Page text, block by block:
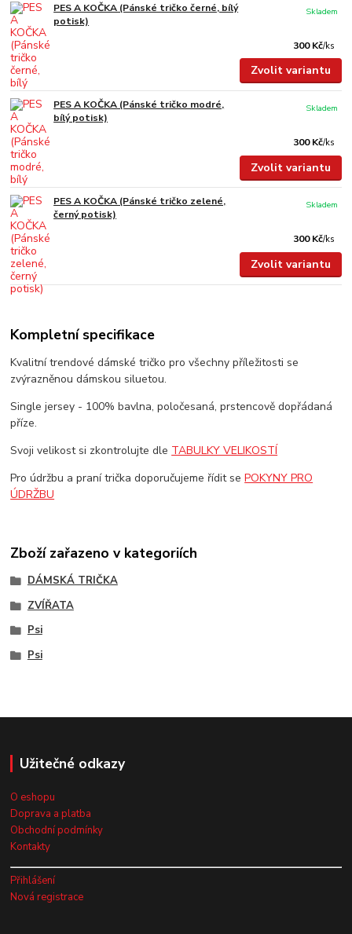
PES A KOČKA (Pánské tričko černé, bílý
potisk)
300 Kč/ks
Skladem
Zvolit variantu
PES A KOČKA (Pánské tričko modré,
bílý potisk)
300 Kč/ks
Skladem
Zvolit variantu
PES A KOČKA (Pánské tričko zelené,
černý potisk)
300 Kč/ks
Skladem
Zvolit variantu
Kompletní specifikace
Kvalitní trendové dámské tričko pro všechny příležitosti se
zvýrazněnou dámskou siluetou.
Single jersey - 100% bavlna, poločesaná, prstencově dopřádaná
příze.
Svoji velikost si zkontrolujte dle TABULKY VELIKOSTÍ
Pro údržbu a praní trička doporučujeme řídit sePOKYNY PRO
ÚDRŽBU
Zboží zařazeno v kategoriích
DÁMSKÁ TRIČKA
ZVÍŘATA
Psi
Psi
Užitečné odkazy
O eshopu
Doprava a platba
Obchodní podmínky
Kontakty
Přihlášení
Nová registrace